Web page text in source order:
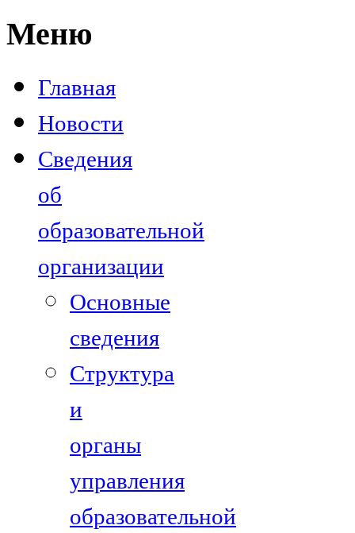
Меню
Главная
Новости
Сведения
об
образовательной
организации
Основные
сведения
Структура
и
органы
управления
образовательной